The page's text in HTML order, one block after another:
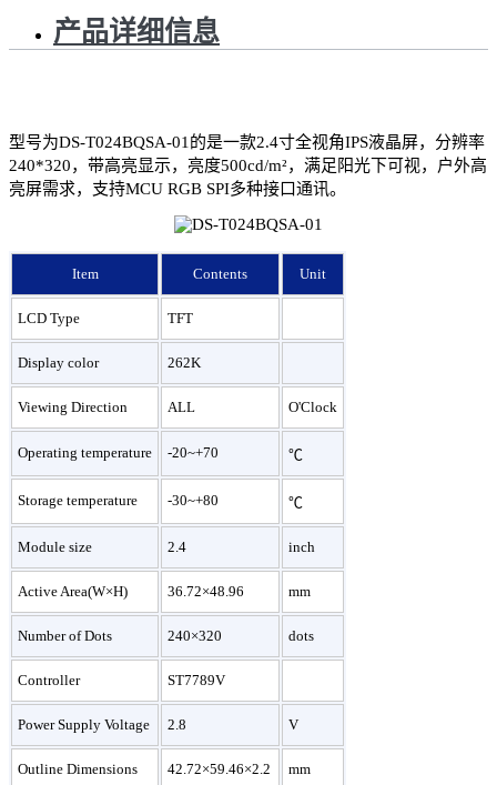
产品详细信息
型号为DS-T024BQSA-01的是一款2.4寸全视角IPS液晶屏，分辨率
240*320，带高亮显示，亮度500cd/m²，满足阳光下可视，户外高
亮屏需求，支持MCU RGB SPI多种接口通讯。
Item Contents Unit
LCD Type TFT
Display color 262K
Viewing Direction ALL O'Clock
Operating temperature -20~+70 ℃
Storage temperature -30~+80 ℃
Module size 2.4 inch
Active Area(W×H) 36.72×48.96 mm
Number of Dots 240×320 dots
Controller ST7789V
Power Supply Voltage 2.8 V
Outline Dimensions 42.72×59.46×2.2 mm